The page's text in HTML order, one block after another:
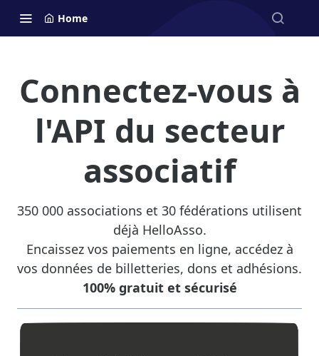
Home
Connectez-vous à
l'API du secteur
associatif
350 000 associations et 30 fédérations utilisent
déjà HelloAsso.
Encaissez vos paiements en ligne, accédez à
vos données de billetteries, dons et adhésions.
100% gratuit et sécurisé